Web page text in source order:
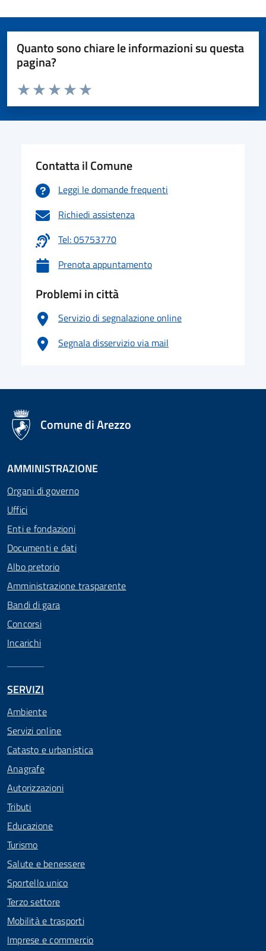
Quanto sono chiare le informazioni su questa
pagina?
Valuta da 1 a 5 stelle la pagina
Valuta 5 stelle su 5
Valuta 4 stelle su 5
Valuta 3 stelle su 5
Valuta 2 stelle su 5
Valuta 1 stelle su 5
Contatta il Comune
Leggi le domande frequenti
Richiedi assistenza
Tel: 05753770
Prenota appuntamento
Problemi in città
Servizio di segnalazione online
Segnala disservizio via mail
logo Unione Europea
Comune di Arezzo
AMMINISTRAZIONE
Organi di governo
Uffici
Enti e fondazioni
Documenti e dati
Albo pretorio
Amministrazione trasparente
Bandi di gara
Concorsi
Incarichi
SERVIZI
Ambiente
Servizi online
Catasto e urbanistica
Anagrafe
Autorizzazioni
Tributi
Educazione
Turismo
Salute e benessere
Sportello unico
Terzo settore
Mobilità e trasporti
Imprese e commercio